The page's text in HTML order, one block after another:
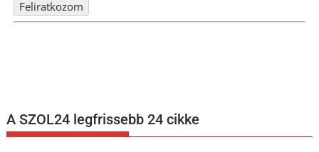
A SZOL24 legfrissebb 24 cikke